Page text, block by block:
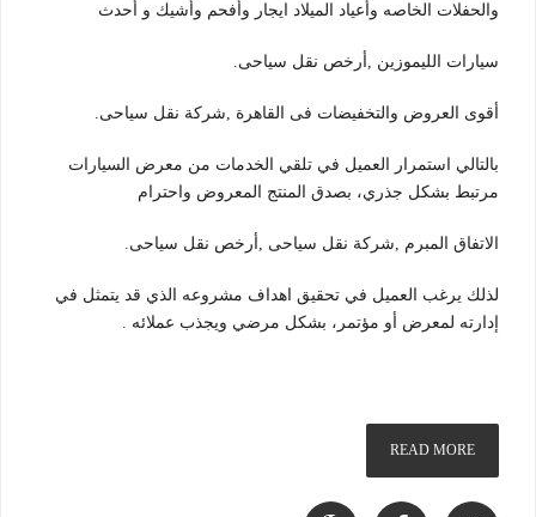
والحفلات الخاصه وأعياد الميلاد ايجار وأفحم وأشيك و أحدث
سيارات الليموزين ,أرخص نقل سياحى.
أقوى العروض والتخفيضات فى القاهرة ,شركة نقل سياحى.
بالتالي استمرار العميل في تلقي الخدمات من معرض السيارات
مرتبط بشكل جذري، بصدق المنتج المعروض واحترام
الاتفاق المبرم ,شركة نقل سياحى ,أرخص نقل سياحى.
لذلك يرغب العميل في تحقيق اهداف مشروعه الذي قد يتمثل في
إدارته لمعرض أو مؤتمر، بشكل مرضي ويجذب عملائه .
READ MORE